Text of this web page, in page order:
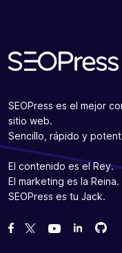
SEOPress es el mejor
sitio web.
Sencillo, rápido y
El contenido es el Rey.
El marketing es la Reina.
SEOPress es tu Jack.
Danos like en
Síguenos en Twitter
Míranos en